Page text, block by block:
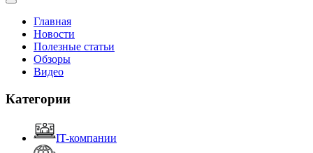
Главная
Новости
Полезные статьи
Обзоры
Видео
Категории
IT-компании